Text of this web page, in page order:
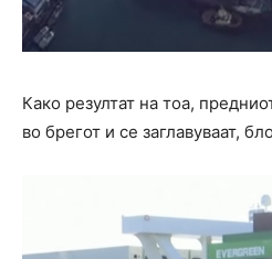
Како резултат на тоа,
во брегот и се заглавуваат,